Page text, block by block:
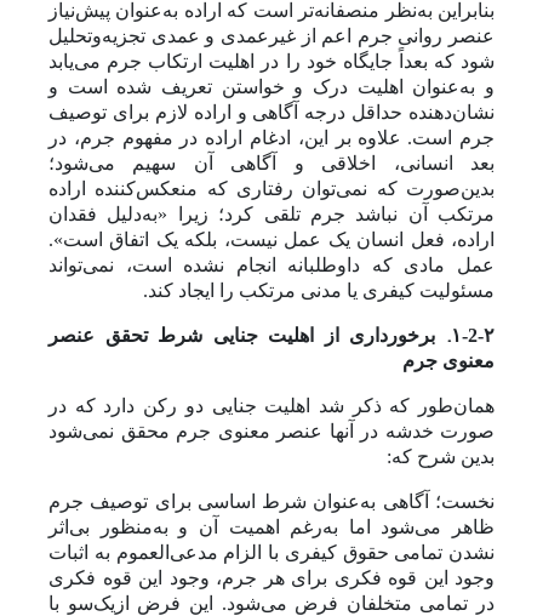
بنابراین به‌نظر منصفانه‌‌‌تر است که اراده به‌عنوان پیش‌نیاز
عنصر روانی جرم اعم از غیرعمدی و عمدی تجزیه‌وتحلیل
شود که بعداً جایگاه خود را در اهلیت ارتکاب جرم می‌یابد
و به‌عنوان اهلیت درک و خواستن تعریف شده است و
نشان‌دهنده حداقل درجه آگاهی و اراده لازم برای توصیف
جرم است. علاوه بر این، ادغام اراده در مفهوم جرم، در
بعد انسانی، اخلاقی و آگاهی آن سهیم می‌شود؛
بدین‌صورت که نمی‌توان رفتاری که منعکس‌کننده اراده
مرتکب آن نباشد جرم تلقی کرد؛ زیرا «به‌دلیل فقدان
اراده، فعل انسان یک عمل نیست، بلکه یک اتفاق است».
عمل مادی که داوطلبانه انجام نشده است، نمی‌تواند
مسئولیت کیفری یا مدنی مرتکب را ایجاد کند.
۱-2-۲. برخورداری از اهلیت جنایی شرط تحقق عنصر
معنوی جرم
همان‌طور که ذکر شد اهلیت جنایی دو رکن دارد که در
صورت خدشه در آنها عنصر معنوی جرم محقق نمی‌شود
بدین شرح که:
نخست؛ آگاهی به‌عنوان شرط اساسی برای توصیف جرم
ظاهر می‌شود اما به‌رغم اهمیت آن و به‌منظور بی‌اثر
نشدن تمامی حقوق کیفری با الزام مدعی‌العموم به اثبات
وجود این قوه فکری برای هر جرم، وجود این قوه فکری
در تمامی متخلفان فرض می‌شود. این فرض از‌یک‌سو با